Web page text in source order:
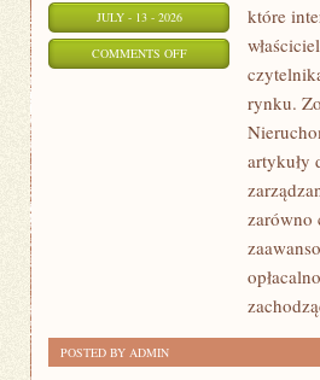
JULY - 13 - 2026
COMMENTS OFFON
NIERUCHOMOŚCI
które
rynku.
artykuły
zarówno
POSTED BY ADMIN